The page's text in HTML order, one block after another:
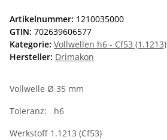
Artikelnummer: 1210035000
GTIN: 702639606577
Kategorie: Vollwellen h6 - Cf53 (1.1213)
Hersteller: Drimakon
Vollwelle Ø 35 mm
Toleranz: h6
Werkstoff 1.1213 (Cf53)